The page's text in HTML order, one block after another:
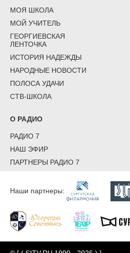
МОЯ ШКОЛА
МОЙ УЧИТЕЛЬ
ГЕОРГИЕВСКАЯ
ЛЕНТОЧКА
ИСТОРИЯ НАДЕЖДЫ
НАРОДНЫЕ НОВОСТИ
ПОЛОСА УДАЧИ
СТВ-ШКОЛА
О РАДИО
РАДИО 7
НАШ ЭФИР
ПАРТНЕРЫ РАДИО 7
Наши партнеры: